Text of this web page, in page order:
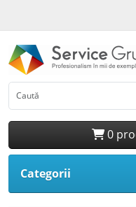
0
Categorii